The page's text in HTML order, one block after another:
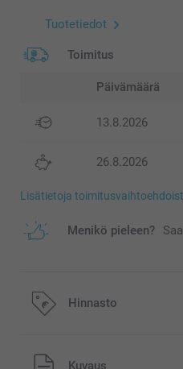
Tuotetiedot
Toimitus
Päivämäärä
13.8.2026
26.8.2026
Lisätietoja
Menikö pieleen?
Hinnasto
Kaikki hinnat ovat euroina,